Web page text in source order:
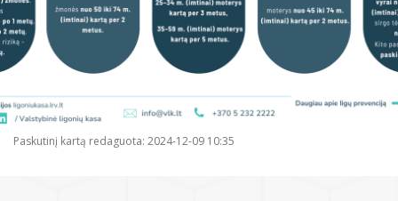
Paskutinį kartą redaguota: 2024-12-09 10:35